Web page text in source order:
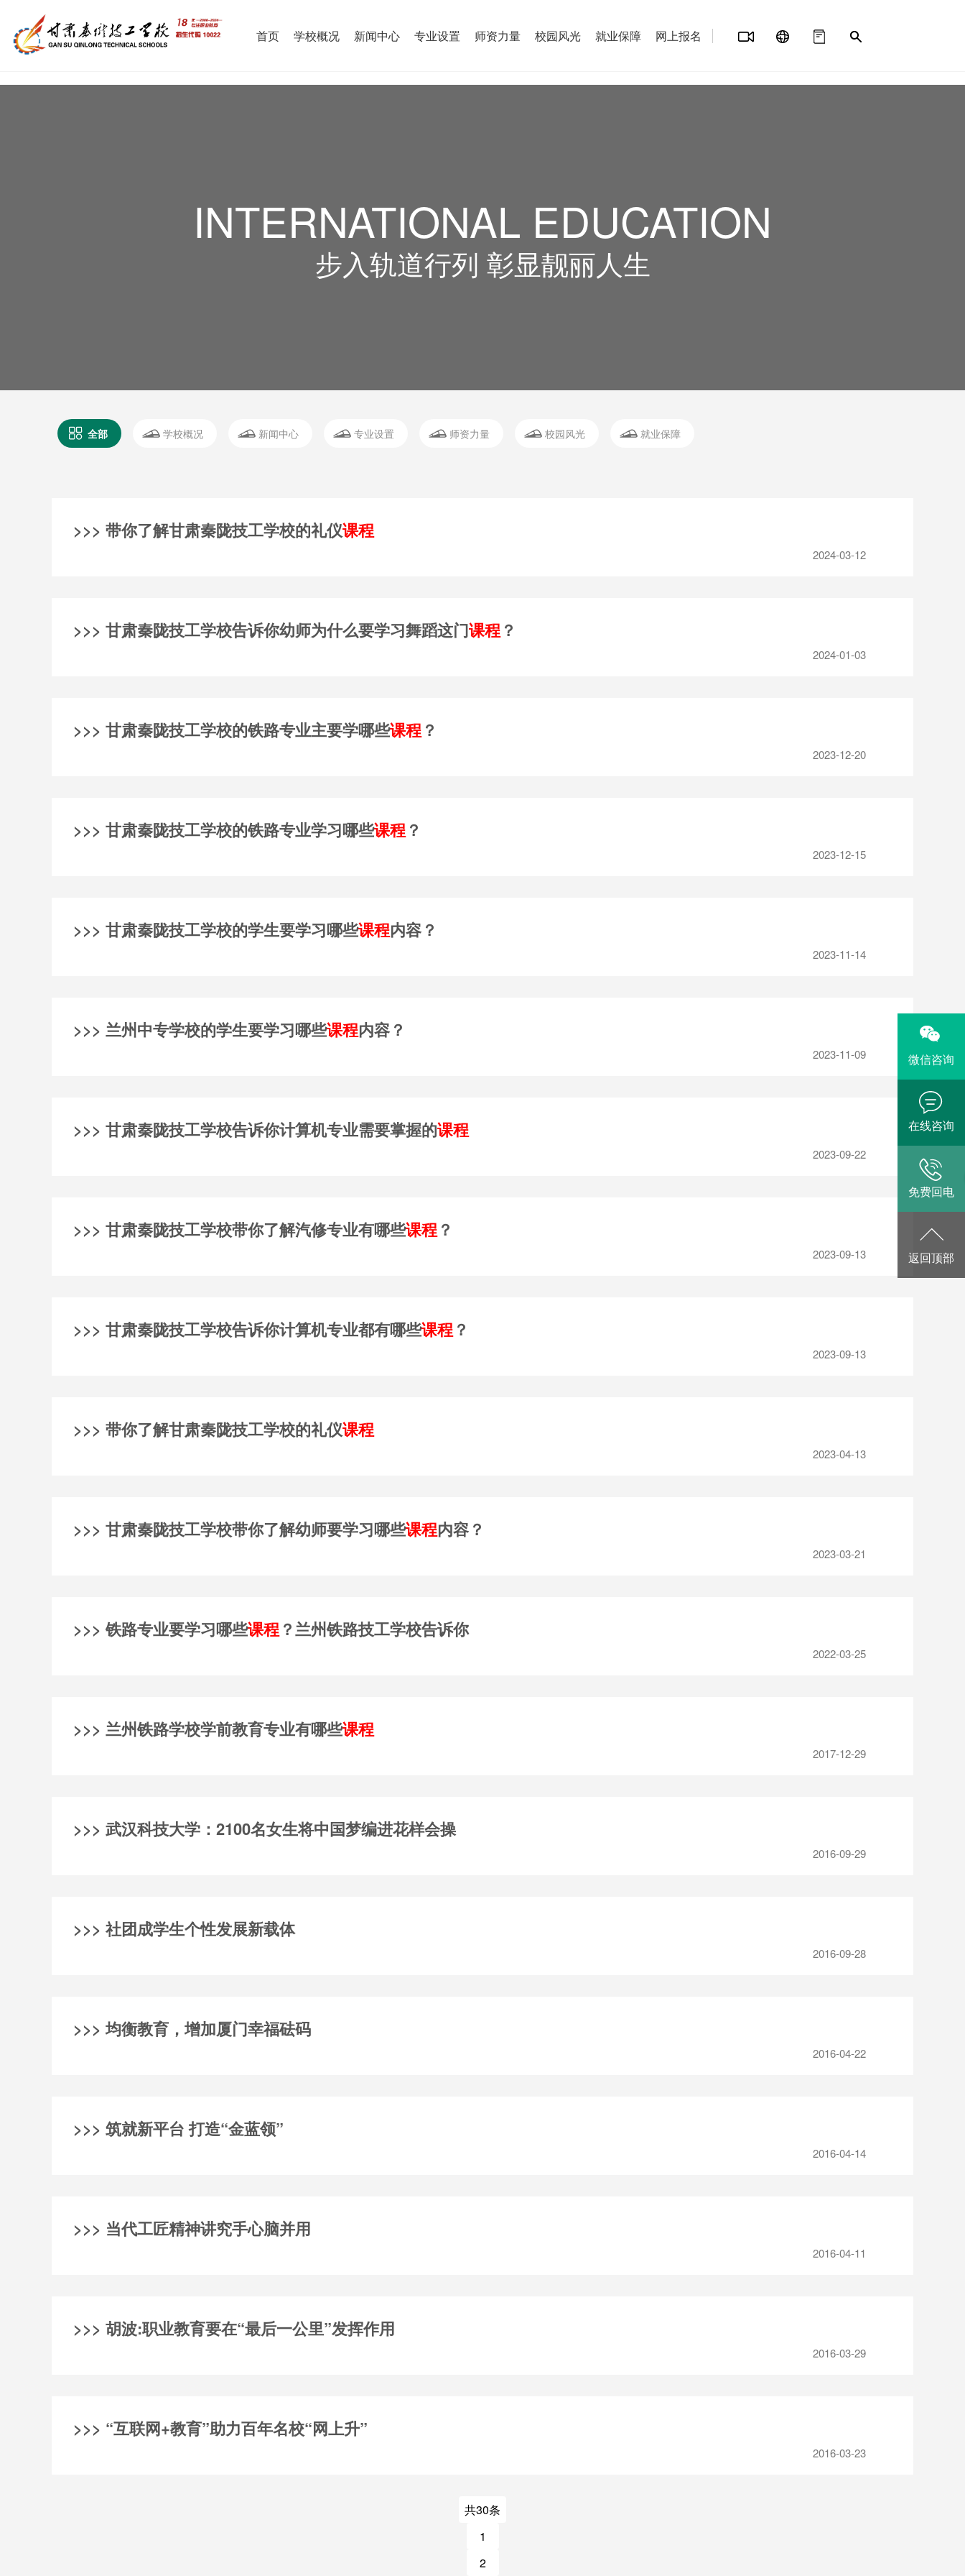
首页 学校概况 新闻中心 专业设置 师资力量 校园风光 就业保障 网上报名
INTERNATIONAL EDUCATION
步入轨道行列 彰显靓丽人生
全部 学校概况 新闻中心 专业设置 师资力量 校园风光 就业保障
>>> 带你了解甘肃秦陇技工学校的礼仪课程
2024-03-12
>>> 甘肃秦陇技工学校告诉你幼师为什么要学习舞蹈这门课程？
2024-01-03
>>> 甘肃秦陇技工学校的铁路专业主要学哪些课程？
2023-12-20
>>> 甘肃秦陇技工学校的铁路专业学习哪些课程？
2023-12-15
>>> 甘肃秦陇技工学校的学生要学习哪些课程内容？
2023-11-14
>>> 兰州中专学校的学生要学习哪些课程内容？
2023-11-09
>>> 甘肃秦陇技工学校告诉你计算机专业需要掌握的课程
2023-09-22
>>> 甘肃秦陇技工学校带你了解汽修专业有哪些课程？
2023-09-13
>>> 甘肃秦陇技工学校告诉你计算机专业都有哪些课程？
2023-09-13
>>> 带你了解甘肃秦陇技工学校的礼仪课程
2023-04-13
>>> 甘肃秦陇技工学校带你了解幼师要学习哪些课程内容？
2023-03-21
>>> 铁路专业要学习哪些课程？兰州铁路技工学校告诉你
2022-03-25
>>> 兰州铁路学校学前教育专业有哪些课程
2017-12-29
>>> 武汉科技大学：2100名女生将中国梦编进花样会操
2016-09-29
>>> 社团成学生个性发展新载体
2016-09-28
>>> 均衡教育，增加厦门幸福砝码
2016-04-22
>>> 筑就新平台 打造“金蓝领”
2016-04-14
>>> 当代工匠精神讲究手心脑并用
2016-04-11
>>> 胡波:职业教育要在“最后一公里”发挥作用
2016-03-29
>>> “互联网+教育”助力百年名校“网上升”
2016-03-23
共30条
1
2
微信咨询
在线咨询
免费回电
返回顶部